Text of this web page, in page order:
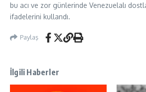
bu acı ve zor günlerinde Venezuelalı
ifadelerini kullandı.
Paylaş
İlgili Haberler